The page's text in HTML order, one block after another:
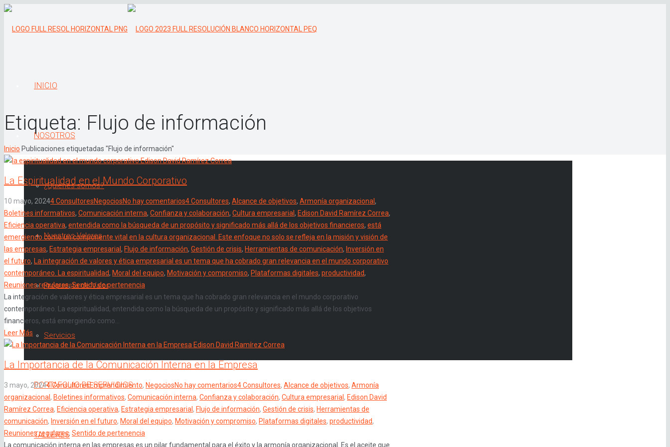
INICIO
NOSOTROS
¿Quiénes somos?
Nuestros Valores
Propuesta de Valor
Servicios
PORTAFOLIO DE SERVICIOS
TALLERES
Etiqueta: Flujo de información
Inicio Publicaciones etiquetadas "Flujo de información"
La Espiritualidad en el Mundo Corporativo
10 mayo, 20244 ConsultoresNegociosNo hay comentarios4 Consultores, Alcance de objetivos, Armonía organizacional ,
Boletines informativos, Comunicación interna, Confianza y colaboración, Cultura empresarial , Edison David Ramírez Correa,
Eficiencia operativa, entendida como la búsqueda de un propósito y significado más allá de los objetivos financieros, está
emergiendo como un componente vital en la cultura organizacional. Este enfoque no solo se refleja en la misión y visión de
las empresas, Estrategia empresarial , Flujo de información, Gestión de crisis, Herramientas de comunicación, Inversión en
el futuro, La integración de valores y ética empresarial es un tema que ha cobrado gran relevancia en el mundo corporativo
contemporáneo. La espiritualidad, Moral del equipo, Motivación y compromiso, Plataformas digitales, productividad,
Reuniones regulares,Sentido de pertenencia
La integración de valores y ética empresarial es un tema que ha cobrado gran relevancia en el mundo corporativo
contemporáneo. La espiritualidad, entendida como la búsqueda de un propósito y significado más allá de los objetivos
financieros, está emergiendo como...
Leer Más
La Importancia de la Comunicación Interna en la Empresa
3 mayo, 20244 ConsultoresEmprendimiento, NegociosNo hay comentarios4 Consultores, Alcance de objetivos, Armonía
organizacional , Boletines informativos, Comunicación interna, Confianza y colaboración, Cultura empresarial , Edison David
Ramírez Correa, Eficiencia operativa, Estrategia empresarial , Flujo de información, Gestión de crisis, Herramientas de
comunicación, Inversión en el futuro, Moral del equipo, Motivación y compromiso, Plataformas digitales, productividad,
Reuniones regulares, Sentido de pertenencia
La comunicación interna en las empresas es un pilar fundamental para el éxito y la armonía organizacional. Es el aceite que